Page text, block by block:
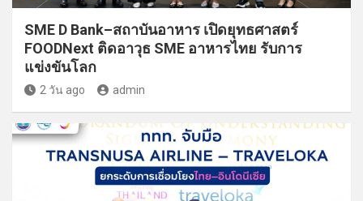
SME D Bank–สถาบันอาหาร เปิดยุทธศาสตร์
FOODNext ติดอาวุธ SME อาหารไทย รับการ
แข่งขันโลก
2 วัน ago admin